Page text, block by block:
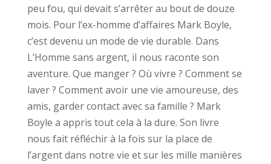
peu fou, qui devait s’arrêter au bout de douze
mois. Pour l’ex-homme d’affaires Mark Boyle,
c’est devenu un mode de vie durable. Dans
L’Homme sans argent, il nous raconte son
aventure. Que manger ? Où vivre ? Comment se
laver ? Comment avoir une vie amoureuse, des
amis, garder contact avec sa famille ? Mark
Boyle a appris tout cela à la dure. Son livre
nous fait réfléchir à la fois sur la place de
l’argent dans notre vie et sur les mille manières